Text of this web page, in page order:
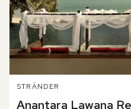
STRÄNDER
Anantara Lawana